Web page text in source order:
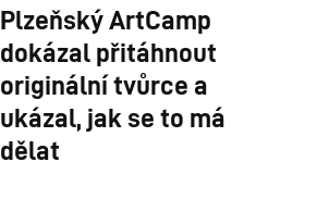
Plzeňský ArtCamp
dokázal přitáhnout
originální tvůrce a
ukázal, jak se to má
dělat